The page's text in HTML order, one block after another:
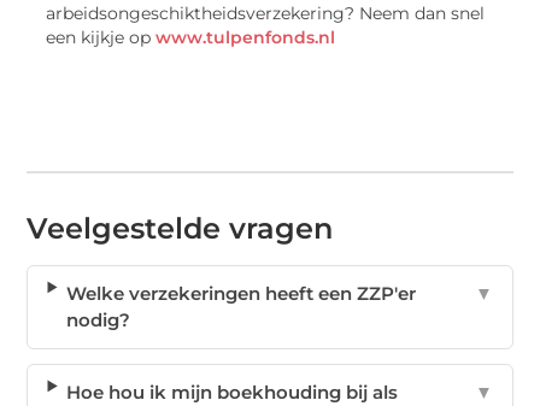
arbeidsongeschiktheidsverzekering? Neem dan snel
een kijkje opwww.tulpenfonds.nl
Veelgestelde vragen
Welke verzekeringen heeft een ZZP'er
nodig?
▼
Hoe hou ik mijn boekhouding bij als
▼